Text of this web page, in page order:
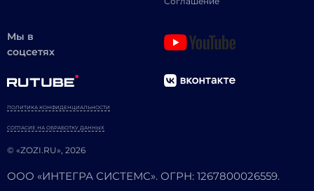
Мы в
соцсетях
© «ZOZI.RU», 2026
ПОЛИТИКА КОНФИДЕНЦИАЛЬНОСТИ
СОГЛАСИЕ НА ОБРАБОТКУ ДАННЫХ
ООО «ИНТЕГРА СИСТЕМС». ОГРН: 1267800026559.